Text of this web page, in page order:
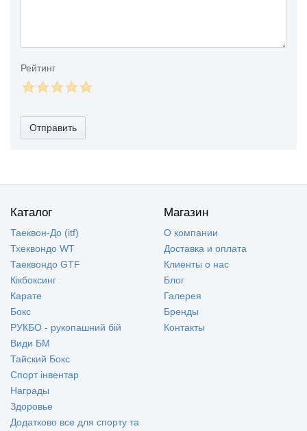
Рейтинг
Отправить
Каталог
Таеквон-До (itf)
Тхеквондо WT
Таеквондо GTF
Кікбоксинг
Карате
Бокс
РУКБО - рукопашний бій
Види БМ
Тайский Бокс
Спорт інвентар
Награды
Здоровье
Додатково все для спорту та
Магазин
О компании
Доставка и оплата
Клиенты о нас
Блог
Галерея
Бренды
Контакты